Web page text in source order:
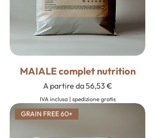
MAIALE complet nutrition
A partire da56,53 €
Prezzo scontato
IVA inclusa| spedizione gratis
GRAIN FREE 60+